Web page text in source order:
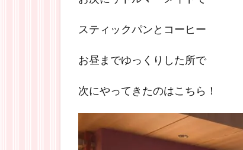
スティックパンとコーヒー
お昼までゆっくりした所で
次にやってきたのはこちら！